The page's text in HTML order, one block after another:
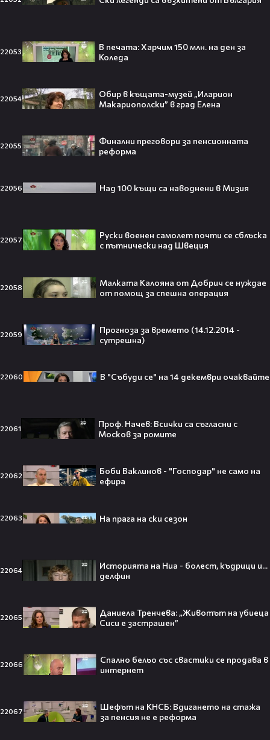
22053
В печата: Харчим 150 млн. на ден за
Коледа
22054
Обир в къщата-музей „Иларион
Макариополски” в град Елена
22055
Финални преговори за пенсионната
реформа
22056 Над 100 къщи са наводнени в Мизия
22057
Руски военен самолет почти се сблъска
с пътнически над Швеция
22058
Малката Калояна от Добрич се нуждае
от помощ за спешна операция
22059
Прогноза за времето (14.12.2014 -
сутрешна)
22060 В "Събуди се" на 14 декември очаквайте
22061
Проф. Начев: Всички са съгласни с
Москов за ромите
22062
Боби Ваклинов - "Господар" не само на
ефира
22063 На прага на ски сезон
22064
Историята на Ниа - болест, къдрици и...
делфин
22065
Даниела Тренчева: „Животът на убиеца
Сиси е застрашен”
22066
Спално бельо със свастики се продава в
интернет
22067
Шефът на КНСБ: Вдигането на стажа
за пенсия не е реформа
00:30
"Хитч" на 16 август, неделя от 21:00 ч.
по KINO NOVA
Тийнейджър почти спечели над
милион долара с тотален гейминг
55 милиарда по-късно: EA вече
официално е собственост на
Саудитска Арабия💰
който трябва да спази, иначе
никога няма да се случи.😯💥
Батиста е новият Кратос!😯💥
всички говорят за него👀🎬
След Брадли Купър, Ирина Шейк
слухове🧐
Пи Диди излиза по-рано от